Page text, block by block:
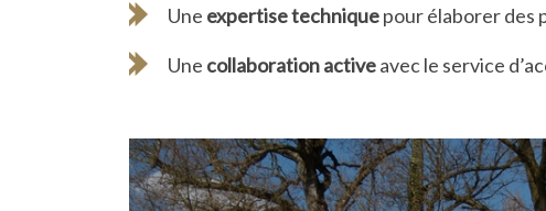
Une expertise techniquepour élaborer des
Une collaboration activeavec le service